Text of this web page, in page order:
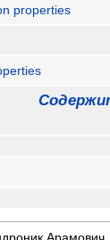
properties